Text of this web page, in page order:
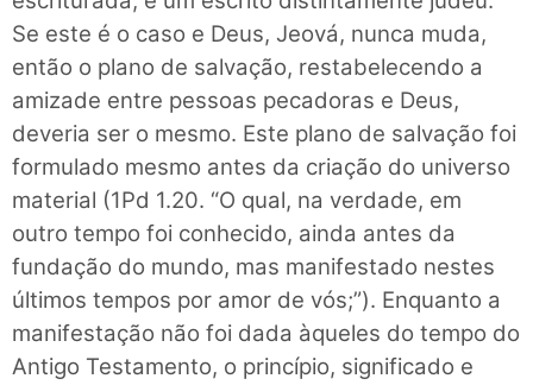
Se este é o caso e Deus, Jeová, nunca muda,
então o plano de salvação, restabelecendo a
amizade entre pessoas pecadoras e Deus,
deveria ser o mesmo. Este plano de salvação foi
formulado mesmo antes da criação do universo
material (1Pd 1.20. “O qual, na verdade, em
outro tempo foi conhecido, ainda antes da
fundação do mundo, mas manifestado nestes
últimos tempos por amor de vós;”). Enquanto a
manifestação não foi dada àqueles do tempo do
Antigo Testamento, o princípio, significado e